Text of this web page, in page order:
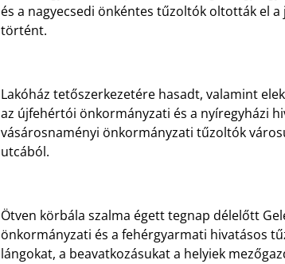
és a nagyecsedi önkéntes tűzoltók oltották el
történt.
Lakóház tetőszerkezetére hasadt, valamint
az újfehértói önkormányzati és a nyíregyházi
vásárosnaményi önkormányzati tűzoltók
utcából.
Ötven körbála szalma égett tegnap délelőtt
önkormányzati és a fehérgyarmati hivatásos
lángokat, a beavatkozásukat a helyiek